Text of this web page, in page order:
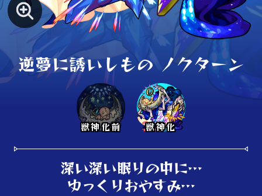
逆夢に誘いしもの ノクターン
獣神化前 獣神化
深い深い眠りの中に…
ゆっくりおやすみ…